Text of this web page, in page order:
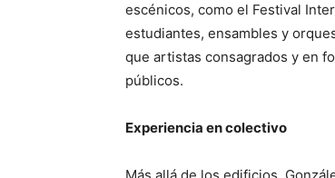
escénicos, como el Festival
estudiantes, ensambles y
que artistas consagrados y en
públicos.
Experiencia en colectivo